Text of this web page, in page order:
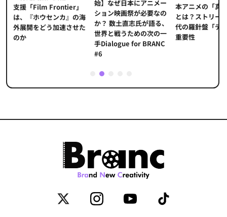
支援「Film Frontier」
は、『ホウセンカ』の海
外展開をどう加速させた
のか
始】なぜ日本にアニメー
ション映画祭が必要なの
か？ 数土直志氏が語る、
世界と戦うための次の一
手Dialogue for BRANC
#6
本アニメの「真
とは？ストリー
代の羅針盤「デ
重要性
2